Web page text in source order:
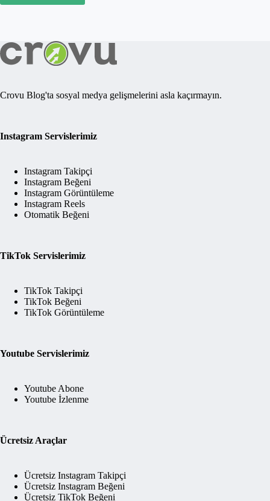
Crovu Blog'ta sosyal medya gelişmelerini asla kaçırmayın.
Instagram Servislerimiz
Instagram Takipçi
Instagram Beğeni
Instagram Görüntüleme
Instagram Reels
Otomatik Beğeni
TikTok Servislerimiz
TikTok Takipçi
TikTok Beğeni
TikTok Görüntüleme
Youtube Servislerimiz
Youtube Abone
Youtube İzlenme
Ücretsiz Araçlar
Ücretsiz Instagram Takipçi
Ücretsiz Instagram Beğeni
Ücretsiz TikTok Beğeni